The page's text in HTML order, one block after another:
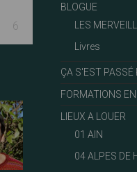
6
BLOGUE
LES
Livres
ÇA S'EST PASSÉ
FORMATIONS
LIEUX A LOUER
01 AIN
04 ALPES DE